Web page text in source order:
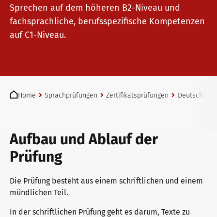
telc Prüfungen in Bad Homburg
Einstufungstest
Infos für Prüfungszentren
Sprechen auf dem höheren B2-Niveau und
fachsprachliche, berufsspezifische Kompetenzen
auf C1-Niveau.
Home
Sprachprüfungen Zertifikatsprüfungen Deutsch
Aufbau und Ablauf der
Prüfung
Die Prüfung besteht aus einem schriftlichen und einem
mündlichen Teil.
In der schriftlichen Prüfung geht es darum, Texte zu